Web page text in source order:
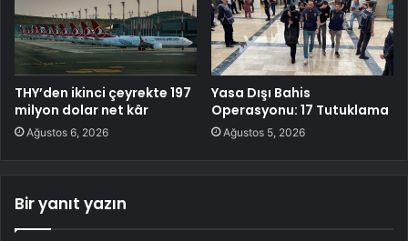
THY’den ikinci çeyrekte 197
milyon dolar net kâr
Ağustos 6, 2026
Yasa Dışı Bahis
Operasyonu: 17 Tutuklama
Ağustos 5, 2026
Bir yanıt yazın